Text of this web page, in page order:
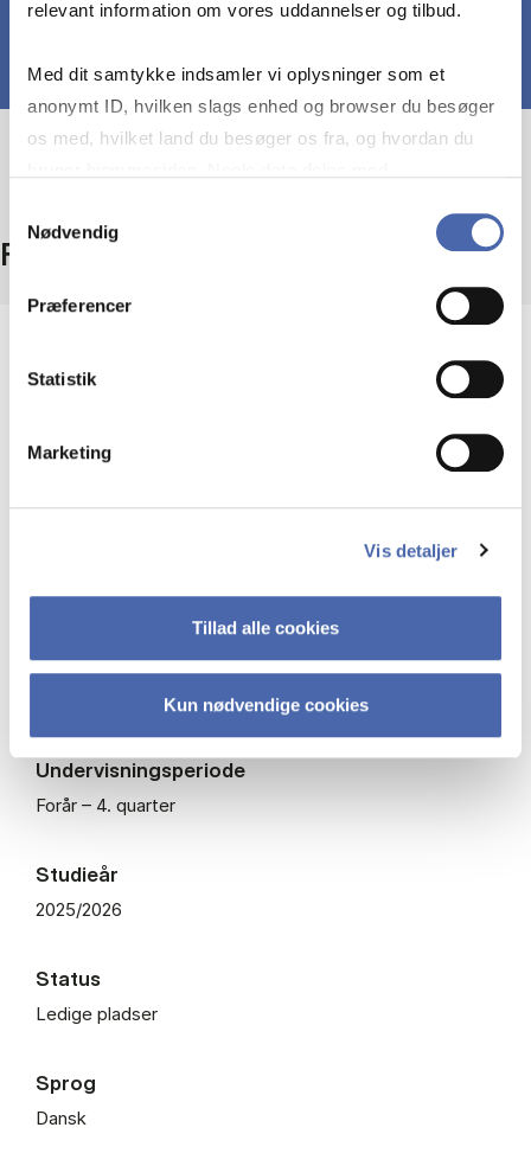
relevant information om vores uddannelser og tilbud.
Med dit samtykke indsamler vi oplysninger som et
anonymt ID, hvilken slags enhed og browser du besøger
os med, hvilket land du besøger os fra, og hvordan du
markedsføring. Du bestemmer selv - og kan altid trække
Nødvendig
Præferencer
Statistik
Marketing
Vis detaljer
Tillad alle cookies
Kun nødvendige cookies
Fakta
Bachelor
Type
7,5
Fagkode
Undervisningsperiode
Forår – 4. quarter
Studieår
2025/2026
Status
Ledige pladser
Sprog
Dansk